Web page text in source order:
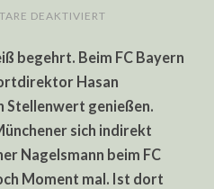
DEAKTIVIERT
NAGELSMANN
NICHT
FC
BAYERN
begehrt. Beim FC Bayern
Hasan
Stellenwert genießen.
sich indirekt
Nagelsmann beim FC
Moment mal. Ist dort